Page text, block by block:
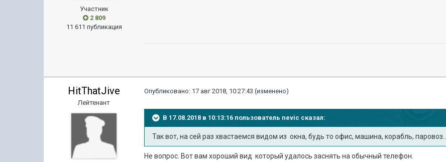
Участник
2 809
11 611 публикация
HitThatJive
Лейтенант
Опубликовано: 17 авг 2018, 10:27:43 (изменено)
В 17.08.2018 в 10:13:16 пользователь nevic сказал:
Так вот, на сей раз хвастаемся видом из окна, будь то офис, машина, корабль, паровоз....
Не вопрос. Вот вам хороший вид который удалось заснять на обычный телефон.